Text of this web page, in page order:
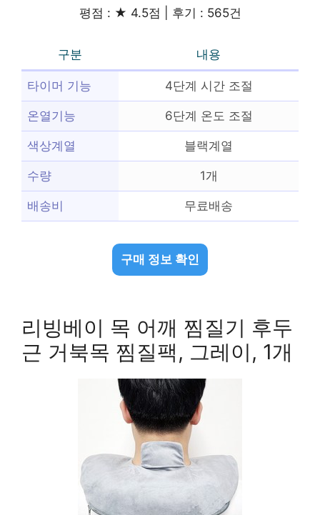
평점 : ★ 4.5점 | 후기 : 565건
구분 내용
타이머 기능 4단계 시간 조절
온열기능 6단계 온도 조절
색상계열 블랙계열
수량 1개
배송비 무료배송
구매 정보 확인
리빙베이 목 어깨 찜질기 후두
근 거북목 찜질팩, 그레이, 1개